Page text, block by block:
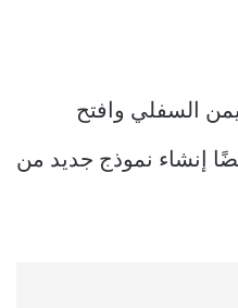
السفلي وافتح
إنشاء نموذج جديد من